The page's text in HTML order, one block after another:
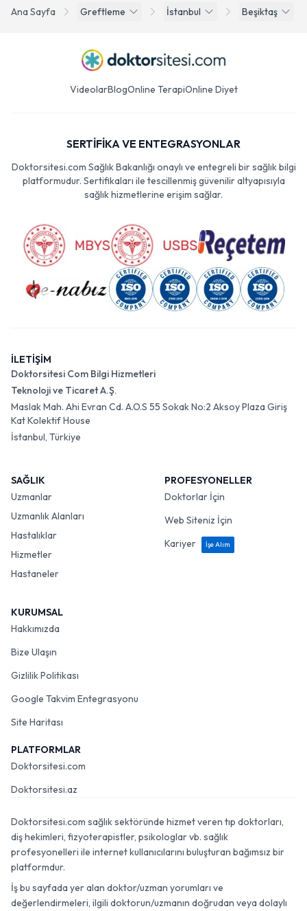
Ana Sayfa Greftleme İstanbul Beşiktaş
VideolarBlogOnline TerapiOnline Diyet
SERTİFİKA VE ENTEGRASYONLAR
Doktorsitesi.com Sağlık Bakanlığı onaylı ve entegreli bir sağlık bilgi
platformudur. Sertifikaları ile tescillenmiş güvenilir altyapısıyla
sağlık hizmetlerine erişim sağlar.
İLETİŞİM
Doktorsitesi Com Bilgi Hizmetleri
Teknoloji ve Ticaret A.Ş.
Maslak Mah. Ahi Evran Cd. A.O.S 55 Sokak No:2 Aksoy Plaza Giriş
Kat Kolektif House
İstanbul, Türkiye
SAĞLIK
Uzmanlar
Uzmanlık Alanları
Hastalıklar
Hizmetler
Hastaneler
PROFESYONELLER
Doktorlar İçin
Web Siteniz İçin
Kariyer
İşe Alım
KURUMSAL
Hakkımızda
Bize Ulaşın
Gizlilik Politikası
Google Takvim Entegrasyonu
Site Haritası
PLATFORMLAR
Doktorsitesi.com
Doktorsitesi.az
Doktorsitesi.com sağlık sektöründe hizmet veren tıp doktorları,
diş hekimleri, fizyoterapistler, psikologlar vb. sağlık
profesyonelleri ile internet kullanıcılarını buluşturan bağımsız bir
platformdur.
İş bu sayfada yer alan doktor/uzman yorumları ve
değerlendirmeleri, ilgili doktorun/uzmanın doğrudan veya dolaylı